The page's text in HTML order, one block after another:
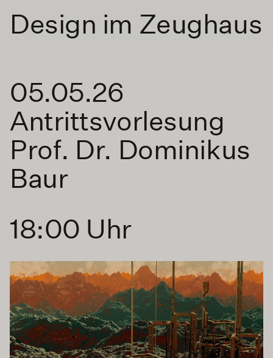
Design im Zeughaus
05.05.26
Antrittsvorlesung
Prof. Dr. Dominikus
Baur
18:00 Uhr